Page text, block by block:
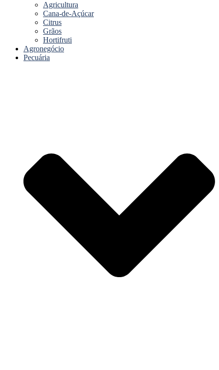
Agricultura
Cana-de-Açúcar
Citrus
Grãos
Hortifruti
Agronegócio
Pecuária